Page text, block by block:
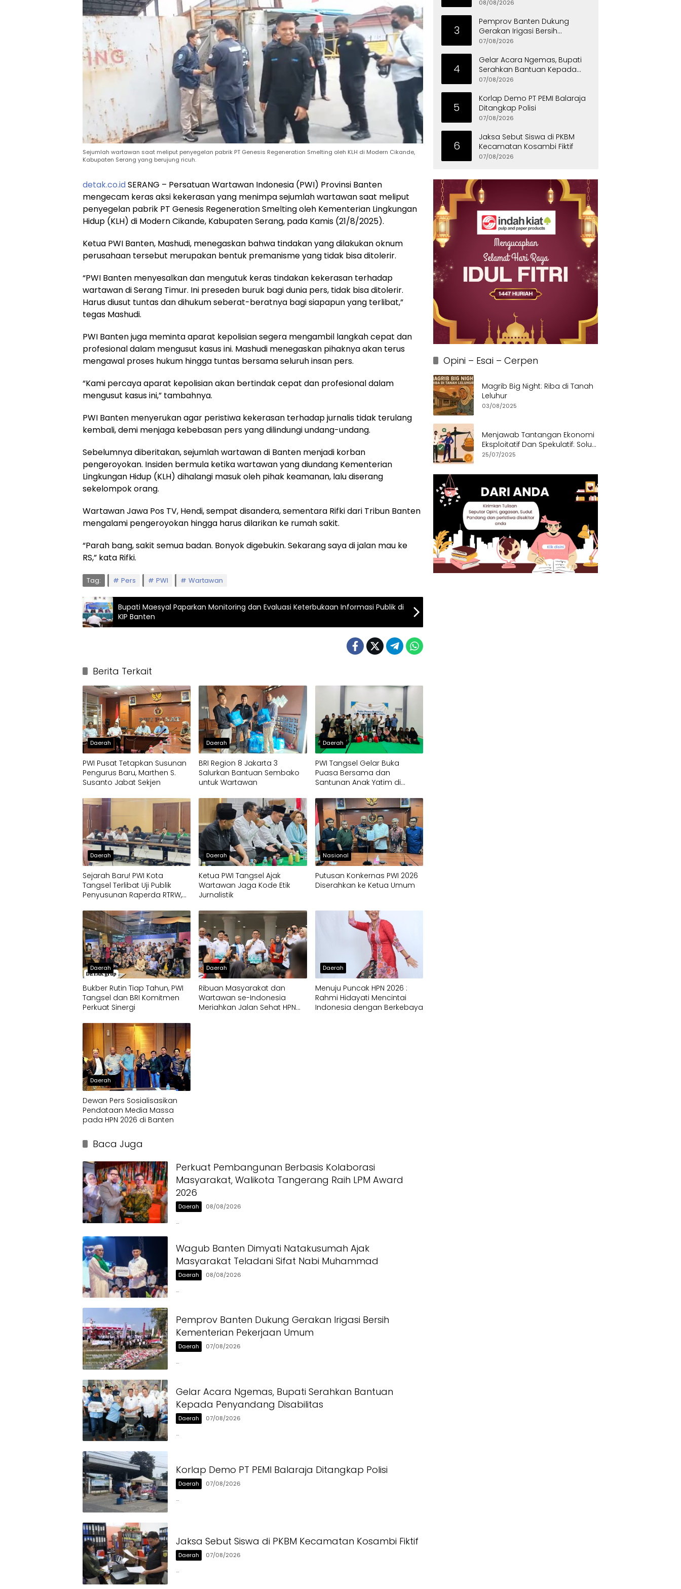
Sejumlah wartawan saat meliput penyegelan pabrik PT Genesis Regeneration Smelting oleh KLH di Modern Cikande,
Kabupaten Serang yang berujung ricuh.
detak.co.idSERANG – Persatuan Wartawan Indonesia (PWI) Provinsi Banten
mengecam keras aksi kekerasan yang menimpa sejumlah wartawan saat meliput
penyegelan pabrik PT Genesis Regeneration Smelting oleh Kementerian Lingkungan
Hidup (KLH) di Modern Cikande, Kabupaten Serang, pada Kamis (21/8/2025).
Ketua PWI Banten, Mashudi, menegaskan bahwa tindakan yang dilakukan oknum
perusahaan tersebut merupakan bentuk premanisme yang tidak bisa ditolerir.
“PWI Banten menyesalkan dan mengutuk keras tindakan kekerasan terhadap
wartawan di Serang Timur. Ini preseden buruk bagi dunia pers, tidak bisa ditolerir.
Harus diusut tuntas dan dihukum seberat-beratnya bagi siapapun yang terlibat,”
tegas Mashudi.
PWI Banten juga meminta aparat kepolisian segera mengambil langkah cepat dan
profesional dalam mengusut kasus ini. Mashudi menegaskan pihaknya akan terus
mengawal proses hukum hingga tuntas bersama seluruh insan pers.
“Kami percaya aparat kepolisian akan bertindak cepat dan profesional dalam
mengusut kasus ini,” tambahnya.
PWI Banten menyerukan agar peristiwa kekerasan terhadap jurnalis tidak terulang
kembali, demi menjaga kebebasan pers yang dilindungi undang-undang.
Sebelumnya diberitakan, sejumlah wartawan di Banten menjadi korban
pengeroyokan. Insiden bermula ketika wartawan yang diundang Kementerian
Lingkungan Hidup (KLH) dihalangi masuk oleh pihak keamanan, lalu diserang
sekelompok orang.
Wartawan Jawa Pos TV, Hendi, sempat disandera, sementara Rifki dari Tribun Banten
mengalami pengeroyokan hingga harus dilarikan ke rumah sakit.
“Parah bang, sakit semua badan. Bonyok digebukin. Sekarang saya di jalan mau ke
RS,” kata Rifki.
Tag: Pers PWI Wartawan
Bupati Maesyal Paparkan Monitoring dan Evaluasi Keterbukaan Informasi Publik di
KIP Banten
Berita Terkait
Daerah
PWI Pusat Tetapkan Susunan
Pengurus Baru, Marthen S.
Susanto Jabat Sekjen
Daerah
BRI Region 8 Jakarta 3
Salurkan Bantuan Sembako
untuk Wartawan
Daerah
PWI Tangsel Gelar Buka
Puasa Bersama dan
Santunan Anak Yatim di
Daerah
Sejarah Baru! PWI Kota
Tangsel Terlibat Uji Publik
Penyusunan Raperda RTRW,
Daerah
Ketua PWI Tangsel Ajak
Wartawan Jaga Kode Etik
Jurnalistik
Nasional
Putusan Konkernas PWI 2026
Diserahkan ke Ketua Umum
Daerah
Bukber Rutin Tiap Tahun, PWI
Tangsel dan BRI Komitmen
Perkuat Sinergi
Daerah
Ribuan Masyarakat dan
Wartawan se-Indonesia
Meriahkan Jalan Sehat HPN
Daerah
Menuju Puncak HPN 2026 :
Rahmi Hidayati Mencintai
Indonesia dengan Berkebaya
Daerah
Dewan Pers Sosialisasikan
Pendataan Media Massa
pada HPN 2026 di Banten
Baca Juga
Perkuat Pembangunan Berbasis Kolaborasi
Masyarakat, Walikota Tangerang Raih LPM Award
2026
Daerah 08/08/2026
…
Wagub Banten Dimyati Natakusumah Ajak
Masyarakat Teladani Sifat Nabi Muhammad
Daerah 08/08/2026
…
Pemprov Banten Dukung Gerakan Irigasi Bersih
Kementerian Pekerjaan Umum
Daerah 07/08/2026
…
Gelar Acara Ngemas, Bupati Serahkan Bantuan
Kepada Penyandang Disabilitas
Daerah 07/08/2026
…
Korlap Demo PT PEMI Balaraja Ditangkap Polisi
Daerah 07/08/2026
…
Jaksa Sebut Siswa di PKBM Kecamatan Kosambi Fiktif
Daerah 07/08/2026
…
08/08/2026
3
Pemprov Banten Dukung
Gerakan Irigasi Bersih
Kementerian Pekerjaan Umum
07/08/2026
4
Gelar Acara Ngemas, Bupati
Serahkan Bantuan Kepada
Penyandang Disabilitas
07/08/2026
5
Korlap Demo PT PEMI Balaraja
Ditangkap Polisi
07/08/2026
6
Jaksa Sebut Siswa di PKBM
Kecamatan Kosambi Fiktif
07/08/2026
Opini – Esai – Cerpen
Magrib Big Night: Riba di Tanah
Leluhur
03/08/2025
Menjawab Tantangan Ekonomi
Eksploitatif Dan Spekulatif: Solusi
Etis dan Berkeadilan
25/07/2025